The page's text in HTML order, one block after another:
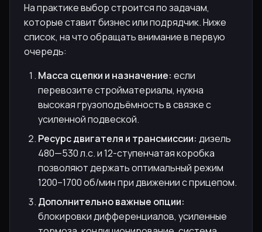
На практике выбор строится по задачам,
которые ставит бизнес или подрядчик. Ниже
список, на что обращать внимание в первую
очередь:
Масса сцепки и назначение: если
перевозите стройматериалы, нужна
высокая грузоподъёмность в связке с
усиленной подвеской.
Ресурс двигателя и трансмиссии: дизель
480—530 л.с. и 12-ступенчатая коробка
позволяют держать оптимальный режим
1200–1700 об/мин при движении с прицепом.
Дополнительно важные опции:
блокировки дифференциалов, усиленные